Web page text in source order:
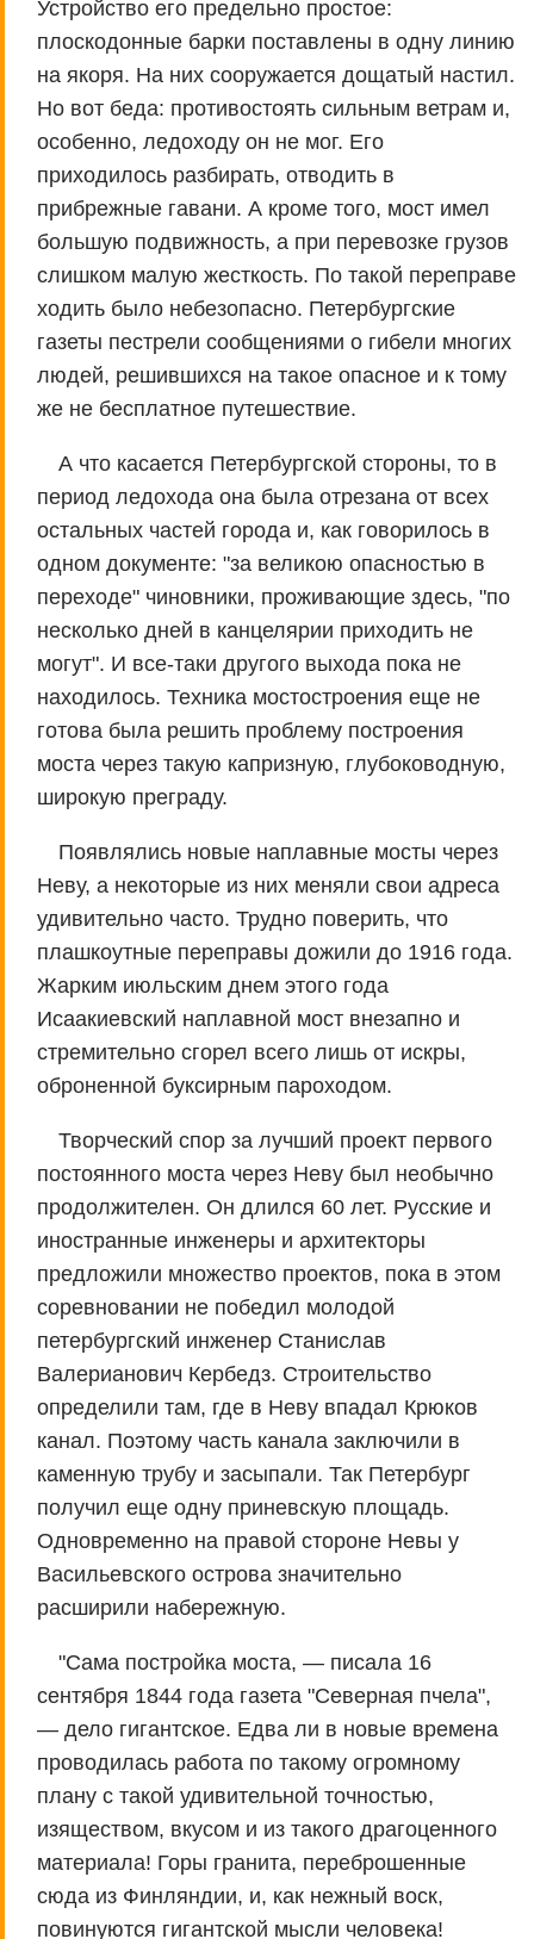
Устройство его предельно простое:
плоскодонные барки поставлены в одну линию
на якоря. На них сооружается дощатый настил.
Но вот беда: противостоять сильным ветрам и,
особенно, ледоходу он не мог. Его
приходилось разбирать, отводить в
прибрежные гавани. А кроме того, мост имел
большую подвижность, а при перевозке грузов
слишком малую жесткость. По такой переправе
ходить было небезопасно. Петербургские
газеты пестрели сообщениями о гибели многих
людей, решившихся на такое опасное и к тому
же не бесплатное путешествие.
А что касается Петербургской стороны, то в
период ледохода она была отрезана от всех
остальных частей города и, как говорилось в
одном документе: "за великою опасностью в
переходе" чиновники, проживающие здесь, "по
несколько дней в канцелярии приходить не
могут". И все-таки другого выхода пока не
находилось. Техника мостостроения еще не
готова была решить проблему построения
моста через такую капризную, глубоководную,
широкую преграду.
Появлялись новые наплавные мосты через
Неву, а некоторые из них меняли свои адреса
удивительно часто. Трудно поверить, что
плашкоутные переправы дожили до 1916 года.
Жарким июльским днем этого года
Исаакиевский наплавной мост внезапно и
стремительно сгорел всего лишь от искры,
оброненной буксирным пароходом.
Творческий спор за лучший проект первого
постоянного моста через Неву был необычно
продолжителен. Он длился 60 лет. Русские и
иностранные инженеры и архитекторы
предложили множество проектов, пока в этом
соревновании не победил молодой
петербургский инженер Станислав
Валерианович Кербедз. Строительство
определили там, где в Неву впадал Крюков
канал. Поэтому часть канала заключили в
каменную трубу и засыпали. Так Петербург
получил еще одну приневскую площадь.
Одновременно на правой стороне Невы у
Васильевского острова значительно
расширили набережную.
"Сама постройка моста, — писала 16
сентября 1844 года газета "Северная пчела",
— дело гигантское. Едва ли в новые времена
проводилась работа по такому огромному
плану с такой удивительной точностью,
изяществом, вкусом и из такого драгоценного
материала! Горы гранита, переброшенные
сюда из Финляндии, и, как нежный воск,
повинуются гигантской мысли человека!